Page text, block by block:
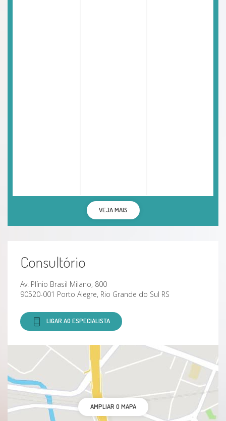
VEJA MAIS
Consultório
Av. Plínio Brasil Milano, 800
90520-001 Porto Alegre, Rio Grande do Sul RS
LIGAR AO ESPECIALISTA
AMPLIAR O MAPA